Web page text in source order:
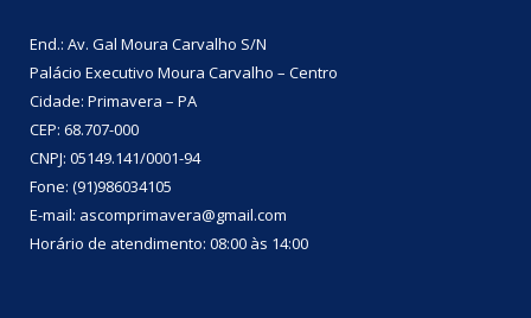
End.: Av. Gal Moura Carvalho S/N
Palácio Executivo Moura Carvalho – Centro
Cidade: Primavera – PA
CEP: 68.707-000
CNPJ: 05149.141/0001-94
Fone: (91)986034105
E-mail: ascomprimavera@gmail.com
Horário de atendimento: 08:00 às 14:00